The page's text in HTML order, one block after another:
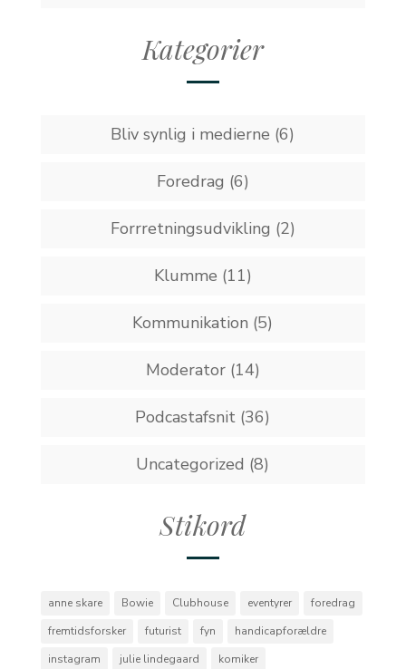
Kategorier
Bliv synlig i medierne (6)
Foredrag (6)
Forrretningsudvikling (2)
Klumme (11)
Kommunikation (5)
Moderator(14)
Podcastafsnit (36)
Uncategorized (8)
Stikord
anne skare Bowie Clubhouse eventyrer
foredrag
fremtidsforsker
futurist fyn
handicapforældre
instagram
julie lindegaard
komiker